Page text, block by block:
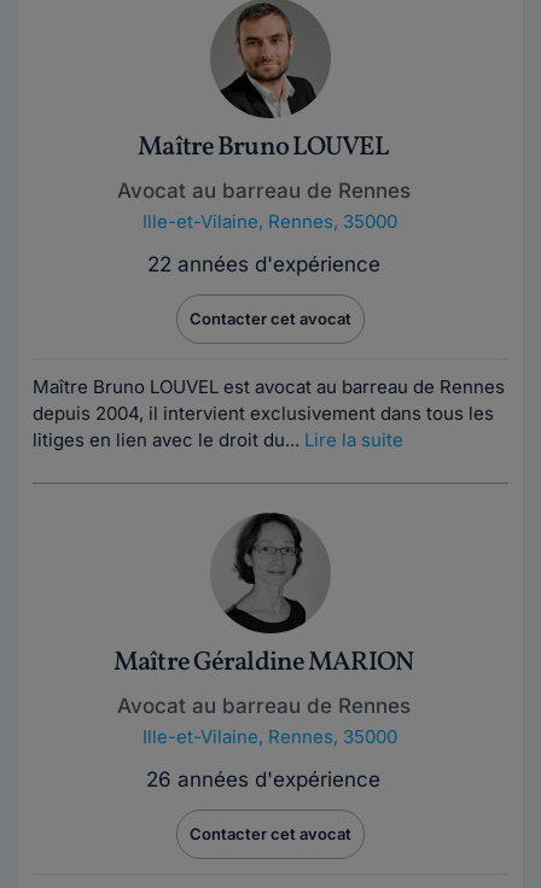
Maître Bruno LOUVEL
Avocat au barreau de Rennes
Ille-et-Vilaine, Rennes, 35000
22 années d'expérience
Contacter cet avocat
Maître Bruno LOUVEL est avocat au barreau de Rennes
depuis 2004, il intervient exclusivement dans tous les
litiges en lien avec le droit du... Lire la suite
Maître Géraldine MARION
Avocat au barreau de Rennes
Ille-et-Vilaine, Rennes, 35000
26 années d'expérience
Contacter cet avocat